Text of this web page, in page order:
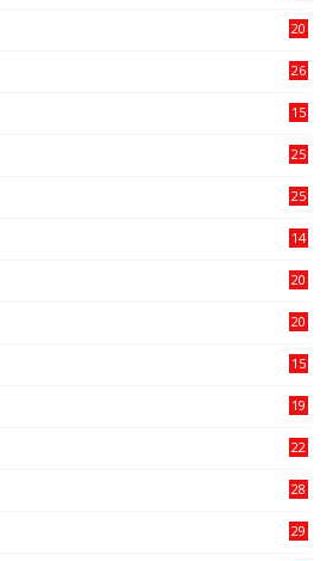
20
26
15
25
25
14
20
20
15
19
22
28
29